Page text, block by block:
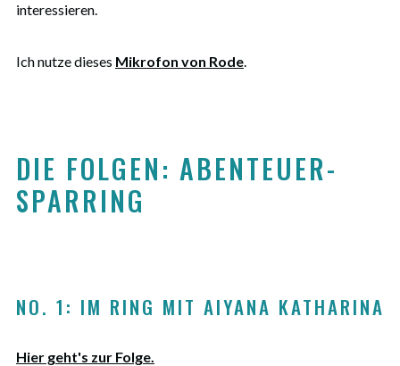
interessieren.
Ich nutze dieses Mikrofon von Rode.
DIE FOLGEN: ABENTEUER-
SPARRING
NO. 1: IM RING MIT AIYANA KATHARINA
Hier geht's zur Folge.